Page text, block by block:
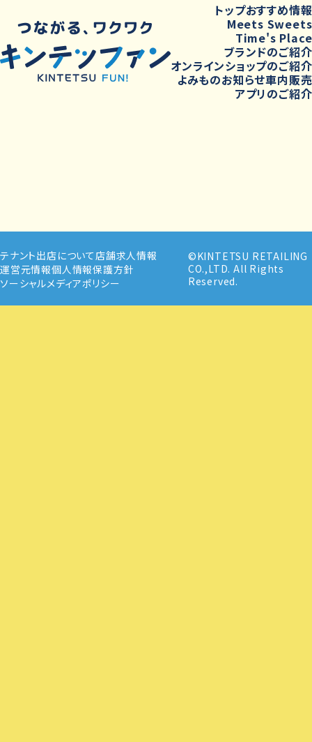
トップおすすめ情報
Meets Sweets
Time's Place
ブランドのご紹介
オンラインショップのご紹介
よみものお知らせ車内販売
アプリのご紹介
テナント出店について 店舗求人情報
運営元情報個人情報保護方針
ソーシャルメディアポリシー
©KINTETSU RETAILING
CO.,LTD. All Rights
Reserved.